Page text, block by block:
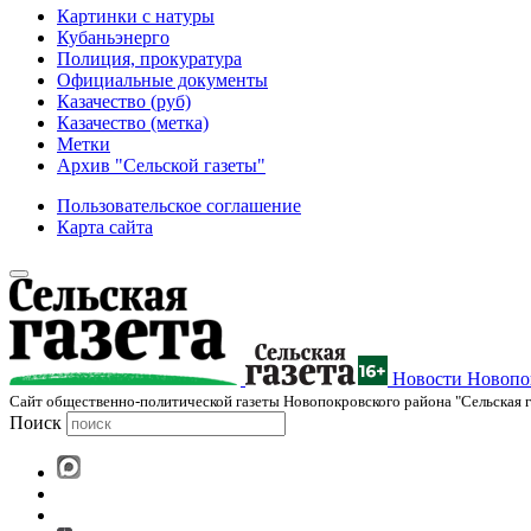
Картинки с натуры
Кубаньэнерго
Полиция, прокуратура
Официальные документы
Казачество (руб)
Казачество (метка)
Метки
Архив "Сельской газеты"
Пользовательское соглашение
Карта сайта
Новости
Cайт общественно-политической газеты Новопокровского района "Сельская
Поиск